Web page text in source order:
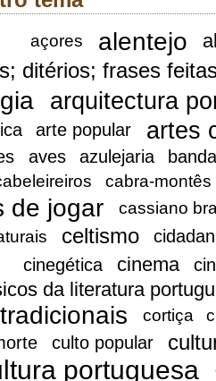
açores alentejo
ditérios; frases
arquitectura
arte popular artes
aves azulejaria
cabra-montês
de jogar
cassiano
celtismo
cinegética
cinema
da literatura
cortiça
culto popular
portuguesa